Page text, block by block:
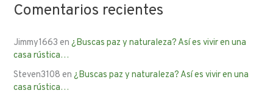
Comentarios recientes
Jimmy1663 en¿Buscas paz y naturaleza? Así es vivir en una
casa rústica…
Steven3108 en¿Buscas paz y naturaleza? Así es vivir en una
casa rústica…